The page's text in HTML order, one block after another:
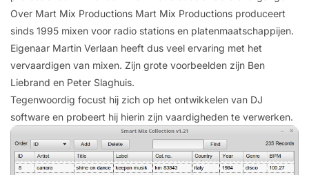
Over Mart Mix Productions Mart Mix Productions produceert
sinds 1995 mixen voor radio stations en platenmaatschappijen.
Eigenaar Martin Verlaan heeft dus veel ervaring met het
vervaardigen van mixen. Zijn grote voorbeelden zijn Ben
Liebrand en Peter Slaghuis.
Tegenwoordig focust hij zich op het ontwikkelen van DJ
software en probeert hij hierin zijn vaardigheden te verwerken.